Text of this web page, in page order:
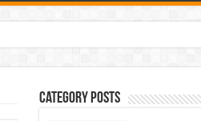
Category Posts